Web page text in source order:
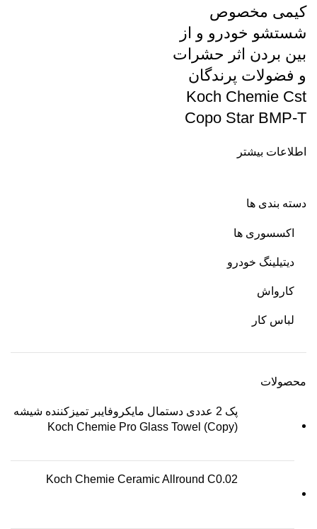
دسته بندی ها
اکسسوری ها
دیتیلینگ خودرو
کارواش
لباس کار
محصولات
پک 2 عددی دستمال مایکروفایبر تمیزکننده شیشه
Koch Chemie Pro Glass Towel (Copy)
Koch Chemie Ceramic Allround C0.02
کیمی مخصوص
شستشو خودرو و از
بین بردن اثر حشرات
و فضولات پرندگان
Koch Chemie Cst
Copo Star BMP-T
اطلاعات بیشتر